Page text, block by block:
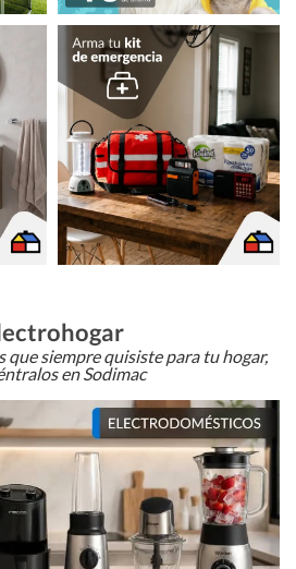
que siempre quisiste para tu hogar,
en Sodimac